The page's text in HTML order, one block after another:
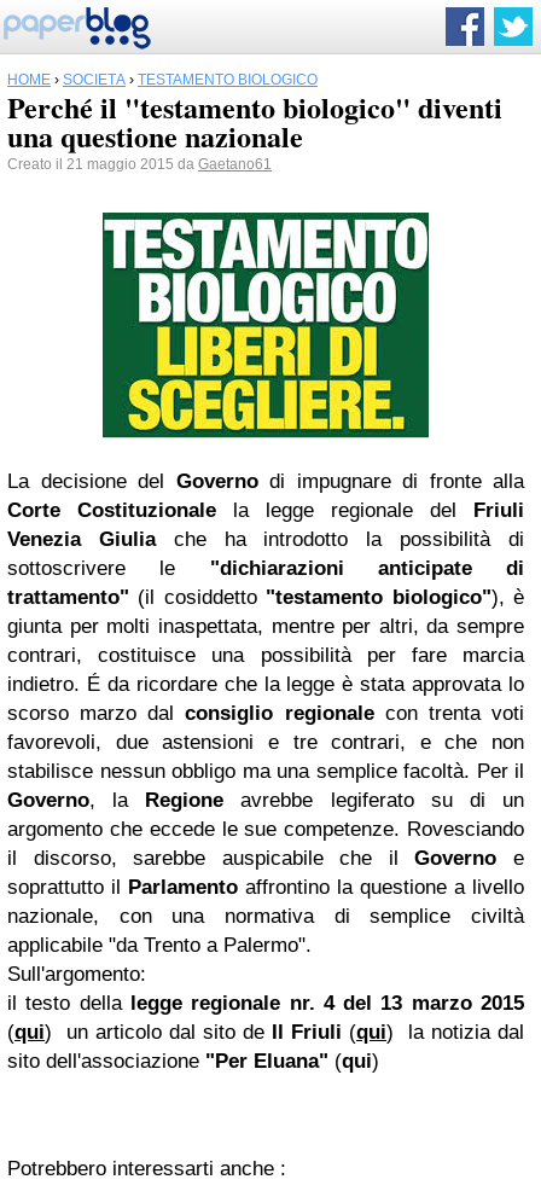
HOME › SOCIETÀ › TESTAMENTO BIOLOGICO
Perché il "testamento biologico" diventi
una questione nazionale
Creato il 21 maggio 2015 da Gaetano61
La decisione del Governodi impugnare di fronte alla
Corte Costituzionale la legge regionale del Friuli
VeneziaGiuliache ha introdotto la possibilità di
sottoscrivere le "dichiarazioni anticipate di
trattamento" (il cosiddetto "testamento biologico"), è
giunta per molti inaspettata, mentre per altri, da sempre
contrari, costituisce una possibilità per fare marcia
indietro. É da ricordare che la legge è stata approvata lo
scorso marzo dalconsiglio regionalecon trenta voti
favorevoli, due astensioni e tre contrari, e che non
stabilisce nessun obbligo ma una semplice facoltà. Per il
Governo, la Regione avrebbe legiferato su di un
argomento che eccede le sue competenze. Rovesciando
il discorso, sarebbe auspicabile che ilGoverno e
soprattutto il Parlamento affrontino la questione a livello
nazionale, con una normativa di semplice civiltà
applicabile "da Trento a Palermo".
Sull'argomento:
il testo dellalegge regionale nr. 4 del 13 marzo 2015
(qui) un articolo dal sito de Il Friuli (qui) la notizia dal
sito dell'associazione "Per Eluana" (qui)
Potrebbero interessarti anche :